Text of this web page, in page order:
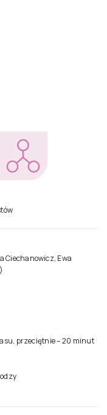
Ciechanowicz, Ewa
przeciętnie – 20 minut